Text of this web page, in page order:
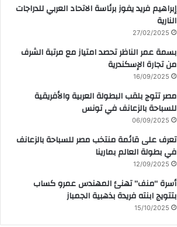
إبراهيم فريد يفوز برئاسة الاتحاد العربي للدراجات
النارية
27/02/2025
بسمة عمر الناظر تحصد امتياز مع مرتبة الشرف
من تجارة الإسكندرية
16/09/2025
مصر تتوج بلقب البطولة العربية والأفريقية
للسباحة بالزعانف في تونس
06/09/2025
تعرف على قائمة منتخب مصر للسباحة بالزعانف
في بطولة العالم بمارينا
12/09/2025
أسرة “منف” تهنئ المهندس عمرو كساب
بتتويج ابنته فريدة بذهبية الجمباز
15/10/2025